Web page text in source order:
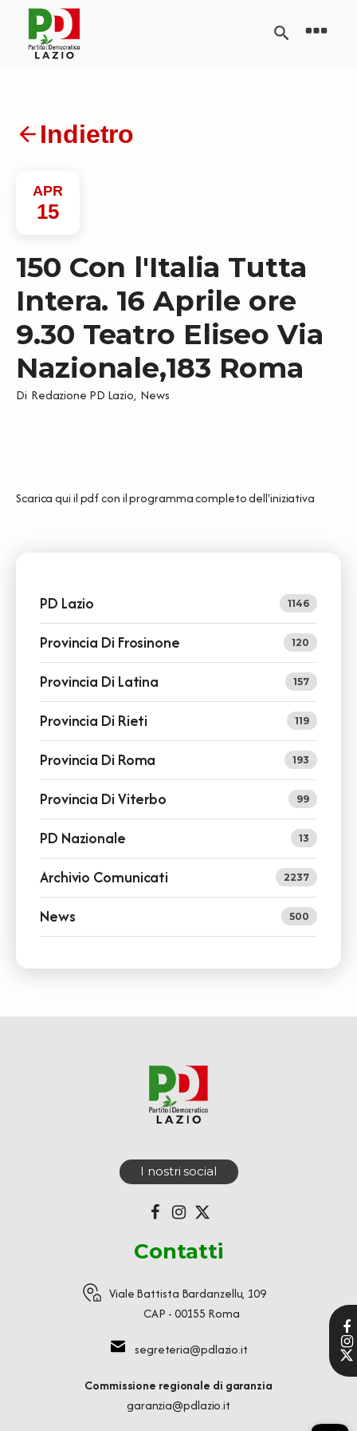
Indietro
APR
15
150 Con l'Italia Tutta
Intera. 16 Aprile ore
9.30 Teatro Eliseo Via
Nazionale,183 Roma
Di Redazione PD Lazio, News
Scarica qui il pdf con il programma completo dell'iniziativa
PD Lazio 1146
Provincia Di Frosinone 120
Provincia Di Latina 157
Provincia Di Rieti 119
Provincia Di Roma 193
Provincia Di Viterbo 99
PD Nazionale 13
Archivio Comunicati 2237
News 500
I nostri social
Contatti
Viale Battista Bardanzellu, 109
CAP - 00155 Roma
segreteria@pdlazio.it
Commissione regionale di garanzia
garanzia@pdlazio.it